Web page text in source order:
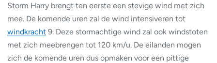
Storm Harry brengt ten eerste een stevige wind met zich
mee. De komende uren zal de wind intensiveren tot
windkracht 9. Deze stormachtige wind zal ook windstoten
met zich meebrengen tot 120 km/u. De eilanden mogen
zich de komende uren dus opmaken voor een pittige